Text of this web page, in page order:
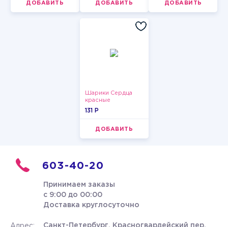
ДОБАВИТЬ ДОБАВИТЬ ДОБАВИТЬ
Шарики Сердца
красные
131 P
ДОБАВИТЬ
603-40-20
Принимаем заказы
с 9:00 до 00:00
Доставка круглосуточно
Санкт-Петербург, Красногвардейский пер.